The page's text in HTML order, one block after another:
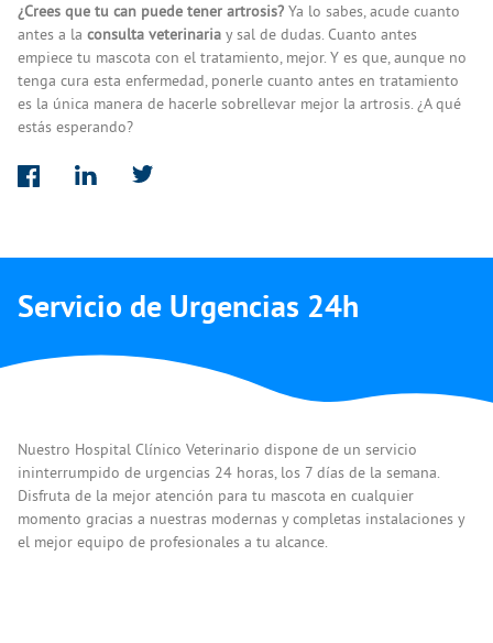
¿Crees que tu can puede tener artrosis? Ya lo sabes, acude cuanto
antes a la consulta veterinaria y sal de dudas. Cuanto antes
empiece tu mascota con el tratamiento, mejor. Y es que, aunque no
tenga cura esta enfermedad, ponerle cuanto antes en tratamiento
es la única manera de hacerle sobrellevar mejor la artrosis. ¿A qué
estás esperando?
Servicio de Urgencias 24h
Nuestro Hospital Clínico Veterinario dispone de un servicio
ininterrumpido de urgencias 24 horas, los 7 días de la semana.
Disfruta de la mejor atención para tu mascota en cualquier
momento gracias a nuestras modernas y completas instalaciones y
el mejor equipo de profesionales a tu alcance.